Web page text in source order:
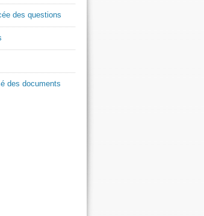
des questions
des documents